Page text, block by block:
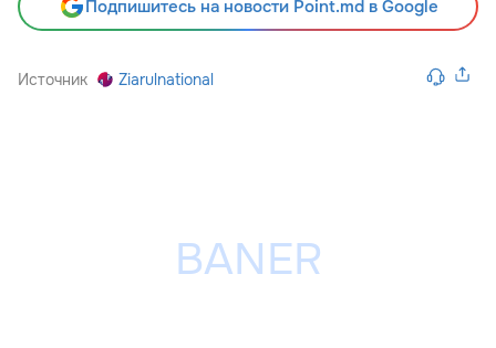
Подпишитесь на новости Point.md в Google
Источник Ziarulnational